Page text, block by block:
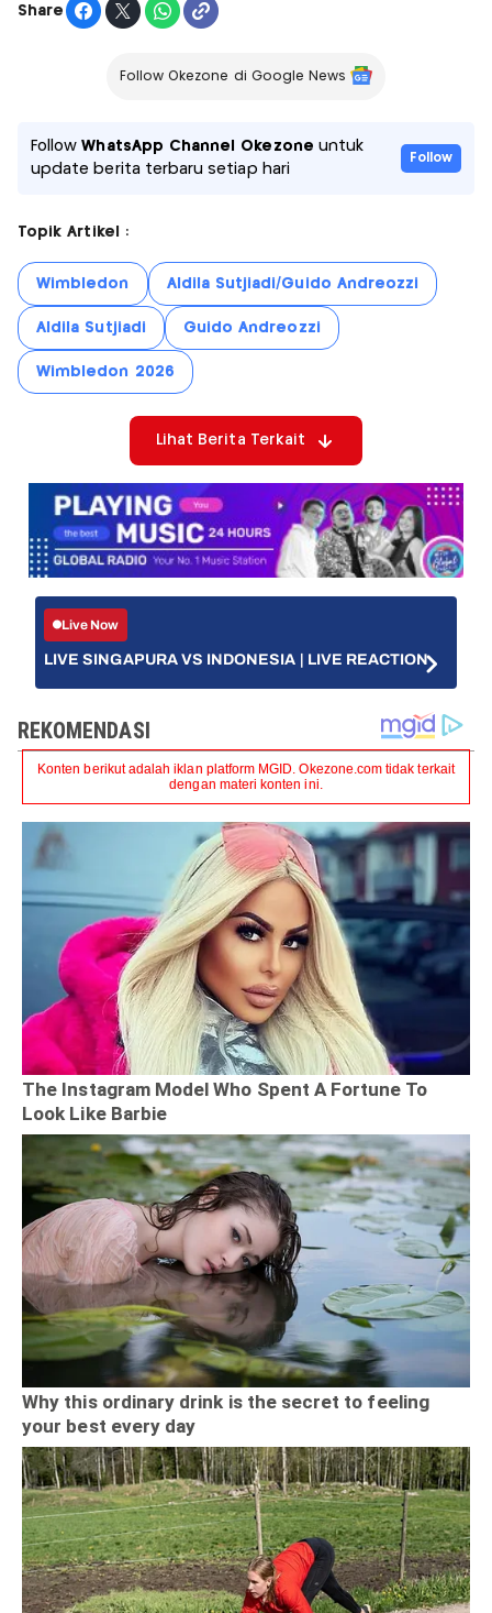
Share
Follow Okezone di Google News
FollowWhatsApp Channel Okezone untuk
update berita terbaru setiap hari
Follow
Topik Artikel :
Wimbledon Aldila Sutjiadi/Guido Andreozzi
Aldila Sutjiadi Guido Andreozzi
Wimbledon 2026
Lihat Berita Terkait
Live Now
LIVE SINGAPURA VS INDONESIA | LIVE REACTION